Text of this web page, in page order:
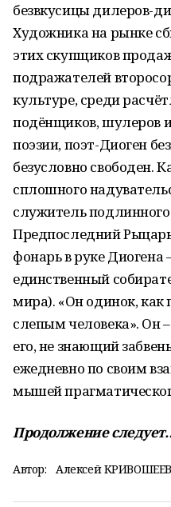
безвкусицы дилеров-
Художника на рынке
этих скупщиков
подражателей
культуре, среди
подёнщиков, шулеров
поэзии, поэт-Диоген
безусловно свободен.
сплошного
служитель подлинного
Предпоследний
фонарь в руке Диогена
единственный
мира). «Он одинок, как
слепым человека». Он
его, не знающий
ежедневно по своим
мышей
Продолжение
Автор: Алексей КРИВОШЕЕВ